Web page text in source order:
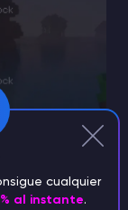
cualquier
al instante.